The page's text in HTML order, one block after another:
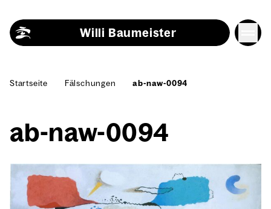
Willi Baumeister
Start­sei­te Fäl­schun­gen ab-naw-0094
ab-naw-0094